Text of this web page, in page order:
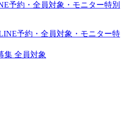
予約・全員対象・モニター特別
集 全員対象